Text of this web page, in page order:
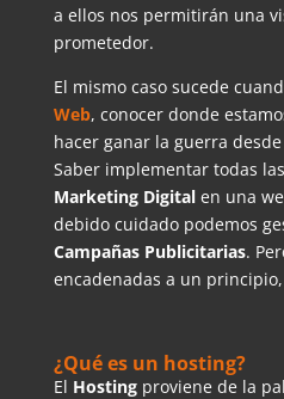
a ellos nos permitirán una
prometedor.
El mismo caso sucede
Web, conocer donde
hacer ganar la guerra
Saber implementar todas
Marketing Digitalen una
debido cuidado podemos
Campañas Publicitarias.
encadenadas a un
¿Qué es un hosting?
El Hostingproviene de la